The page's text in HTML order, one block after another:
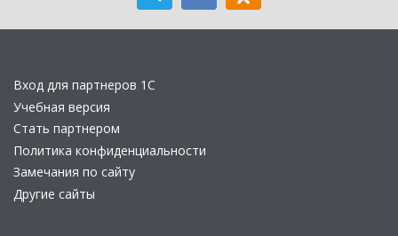
Вход для партнеров 1С
Учебная версия
Стать партнером
Политика конфиденциальности
Замечания по сайту
Другие сайты